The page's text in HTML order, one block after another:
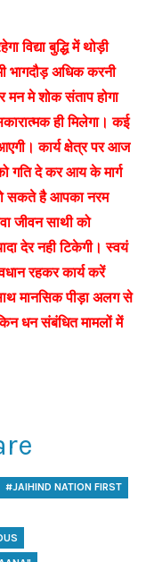
बुद्धि में थोड़ी
भागदौड़ अधिक करनी
मन मे शोक संताप होगा
ही मिलेगा। कई
कार्य क्षेत्र पर आज
गति दे कर आय के मार्ग
सकते है आपका नरम
जीवन साथी को
देर नही टिकेगी। स्वयं
रहकर कार्य करें
मानसिक पीड़ा अलग से
धन संबंधित मामलों में
#JAIHIND NATION FIRST